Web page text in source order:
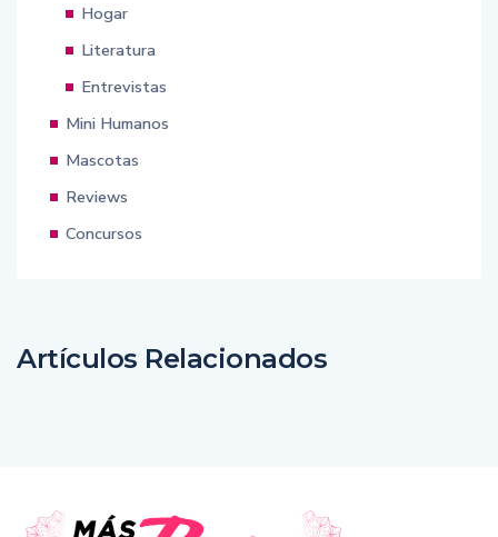
Hogar
Literatura
Entrevistas
Mini Humanos
Mascotas
Reviews
Concursos
Artículos Relacionados